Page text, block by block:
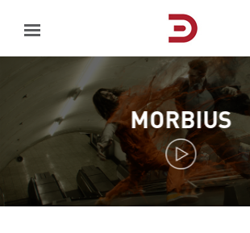
content
MORBIUS